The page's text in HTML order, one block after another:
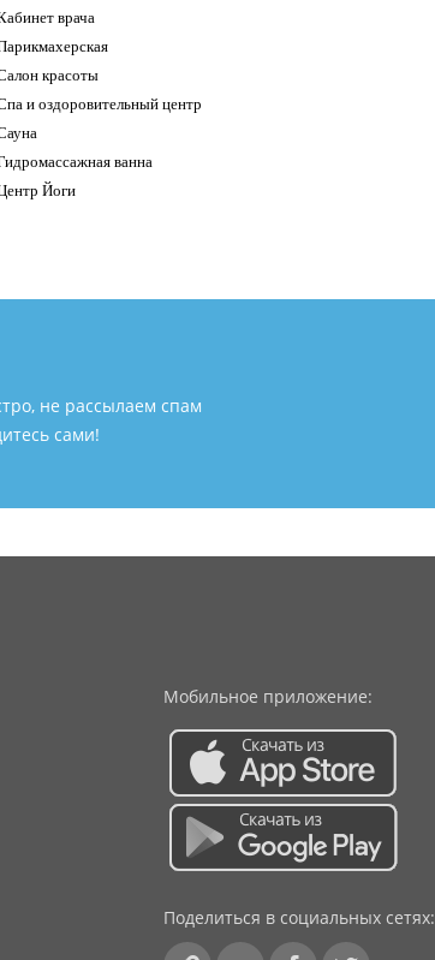
врача
красоты
и оздоровительный центр
ванна
Йоги
не рассылаем спам
сами!
Мобильное приложение:
Поделиться в социальных сетях: